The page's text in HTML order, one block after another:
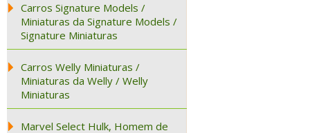
Carros Signature Models /
Miniaturas da Signature Models /
Signature Miniaturas
Carros Welly Miniaturas /
Miniaturas da Welly / Welly
Miniaturas
Marvel Select Hulk, Homem de